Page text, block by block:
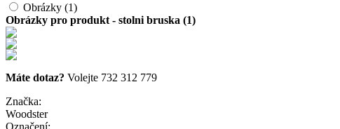
Obrázky (1)
Obrázky pro produkt - stolni bruska (1)
Máte dotaz? Volejte 732 312 779
Značka:
Woodster
Označení: